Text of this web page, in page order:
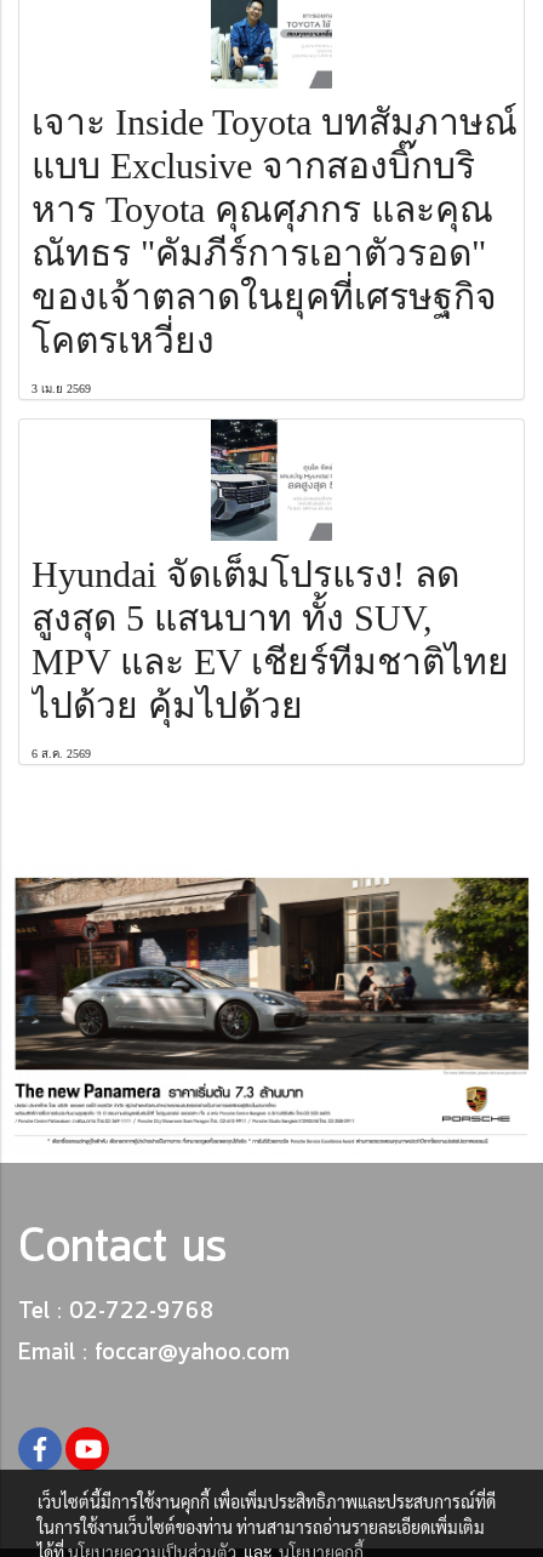
เจาะ Inside Toyota บทสัมภาษณ์
แบบ Exclusive จากสองบิ๊กบริ
หาร Toyota คุณศุภกร และคุณ
ณัทธร "คัมภีร์การเอาตัวรอด"
ของเจ้าตลาดในยุคที่เศรษฐกิจ
โคตรเหวี่ยง
3 เม.ย 2569
Hyundai จัดเต็มโปรแรง! ลด
สูงสุด 5 แสนบาท ทั้ง SUV,
MPV และ EV เชียร์ทีมชาติไทย
ไปด้วย คุ้มไปด้วย
6 ส.ค. 2569
Contact us
Tel : 02-722-9768
Email : foccar@yahoo.com
เว็บไซต์นี้มีการใช้งานคุกกี้ เพื่อเพิ่มประสิทธิภาพและประสบการณ์ที่ดี
ในการใช้งานเว็บไซต์ของท่าน ท่านสามารถอ่านรายละเอียดเพิ่มเติม
ได้ที่นโยบายความเป็นส่วนตัวและนโยบายคุกกี้